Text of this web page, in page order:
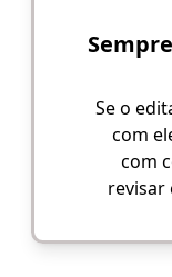
Se o
com
com
revisar